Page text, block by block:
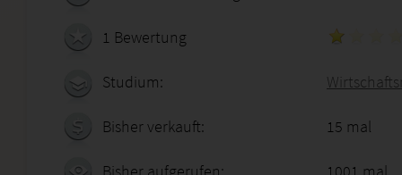
1 Bewertung
Studium:
Bisher verkauft: 15 mal